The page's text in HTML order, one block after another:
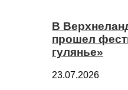
В
прошел
гулянье»
23.07.2026